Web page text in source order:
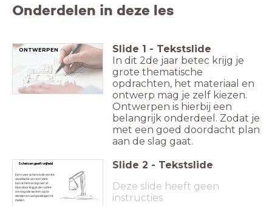
Onderdelen in deze les
ONTWERPEN Slide 1 - Tekstslide
In dit 2de jaar betec krijg je
grote thematische
opdrachten, het materiaal en
ontwerp mag je zelf kiezen.
Ontwerpen is hierbij een
belangrijk onderdeel. Zodat je
met een goed doordacht plan
aan de slag gaat.
Schetsen geeft vrijheid
Een ruwe schets is de eerste
visualisatie van een idee.
Een schets is nog niet af.
Daardoor krijg je de ruimte
om nog alle kanten op te
denken en aanpassingen te
maken.
Slide 2 - Tekstslide
Deze slide heeft geen
instructies